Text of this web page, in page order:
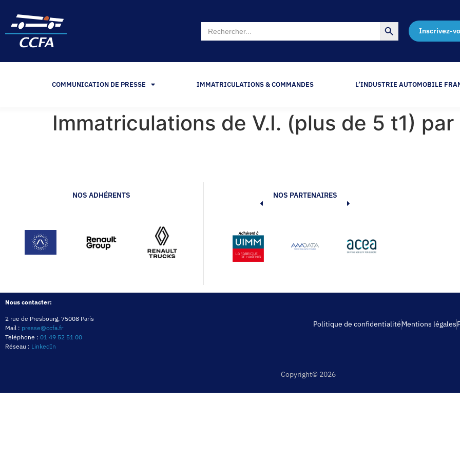
Search
for:
Search Button
Inscrivez-
COMMUNICATION DE PRESSE IMMATRICULATIONS & COMMANDES L’INDUSTRIE AUTOMOBILE
Immatriculations de V.I. (plus de 5 t1)
NOS ADHÉRENTS NOS PARTENAIRES
Nous contacter:
2 rue de Presbourg, 75008 Paris
Mail : presse@ccfa.fr
Téléphone : 01 49 52 51 00
Réseau : LinkedIn
Politique de confidentialitéMentions légales
Copyright© 2026